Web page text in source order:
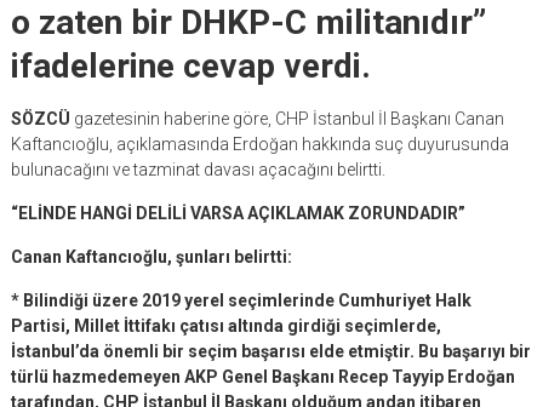
o zaten bir DHKP-C militanıdır”
ifadelerine cevap verdi.
SÖZCÜ gazetesinin haberine göre, CHP İstanbul İl Başkanı Canan
Kaftancıoğlu, açıklamasında Erdoğan hakkında suç duyurusunda
bulunacağını ve tazminat davası açacağını belirtti.
“ELİNDE HANGİ DELİLİ VARSA AÇIKLAMAK ZORUNDADIR”
Canan Kaftancıoğlu, şunları belirtti:
* Bilindiği üzere 2019 yerel seçimlerinde Cumhuriyet Halk
Partisi, Millet İttifakı çatısı altında girdiği seçimlerde,
İstanbul’da önemli bir seçim başarısı elde etmiştir. Bu başarıyı bir
türlü hazmedemeyen AKP Genel Başkanı Recep Tayyip Erdoğan
tarafından, CHP İstanbul İl Başkanı olduğum andan itibaren